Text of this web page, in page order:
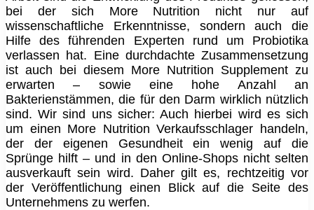
bei der sich More Nutrition nicht nur auf
wissenschaftliche Erkenntnisse, sondern auch die
Hilfe des führenden Experten rund um Probiotika
verlassen hat. Eine durchdachte Zusammensetzung
ist auch bei diesem More Nutrition Supplement zu
erwarten – sowie eine hohe Anzahl an
Bakterienstämmen, die für den Darm wirklich nützlich
sind. Wir sind uns sicher: Auch hierbei wird es sich
um einen More Nutrition Verkaufsschlager handeln,
der der eigenen Gesundheit ein wenig auf die
Sprünge hilft – und in den Online-Shops nicht selten
ausverkauft sein wird. Daher gilt es, rechtzeitig vor
der Veröffentlichung einen Blick auf die Seite des
Unternehmens zu werfen.